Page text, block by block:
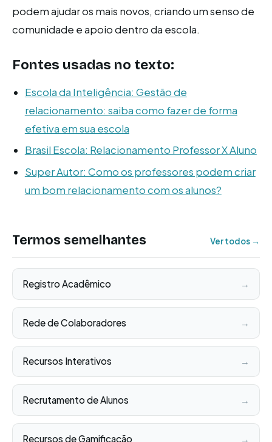
podem ajudar os mais novos, criando um senso de
comunidade e apoio dentro da escola.
Fontes usadas no texto:
Escola da Inteligência: Gestão de
relacionamento: saiba como fazer de forma
efetiva em sua escola
Brasil Escola: Relacionamento Professor X Aluno
Super Autor: Como os professores podem criar
um bom relacionamento com os alunos?
Termos semelhantes Ver todos →
Registro Acadêmico →
Rede de Colaboradores →
Recursos Interativos →
Recrutamento de Alunos →
Recursos de Gamificação →